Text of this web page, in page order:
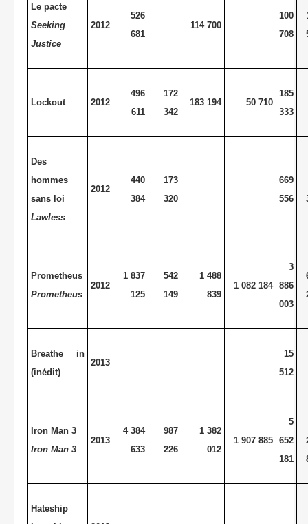
Le pacte
Seeking
Justice
2012
526
681
114 700
100
708
Lockout 2012
496
611
172
342
183 194 50 710
185
333
Des
hommes
sans loi
Lawless
2012
440
384
173
320
669
556
Prometheus
Prometheus
2012
1 837
125
542
149
1 488
839
1 082 184
3
886
003
Breathe in
(inédit)
2013
15
512
Iron Man 3
Iron Man 3
2013
4 384
633
987
226
1 382
012
1 907 885
5
652
181
Hateship